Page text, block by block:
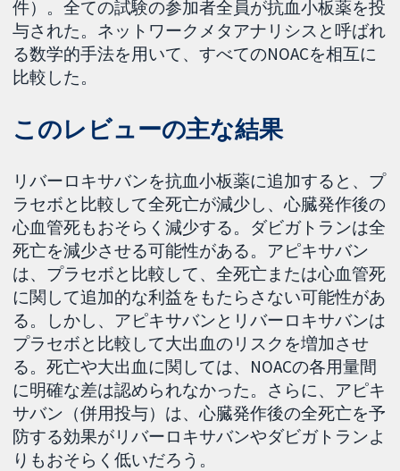
件）。全ての試験の参加者全員が抗血小板薬を投
与された。ネットワークメタアナリシスと呼ばれ
る数学的手法を用いて、すべてのNOACを相互に
比較した。
このレビューの主な結果
リバーロキサバンを抗血小板薬に追加すると、プ
ラセボと比較して全死亡が減少し、心臓発作後の
心血管死もおそらく減少する。ダビガトランは全
死亡を減少させる可能性がある。アピキサバン
は、プラセボと比較して、全死亡または心血管死
に関して追加的な利益をもたらさない可能性があ
る。しかし、アピキサバンとリバーロキサバンは
プラセボと比較して大出血のリスクを増加させ
る。死亡や大出血に関しては、NOACの各用量間
に明確な差は認められなかった。さらに、アピキ
サバン（併用投与）は、心臓発作後の全死亡を予
防する効果がリバーロキサバンやダビガトランよ
りもおそらく低いだろう。